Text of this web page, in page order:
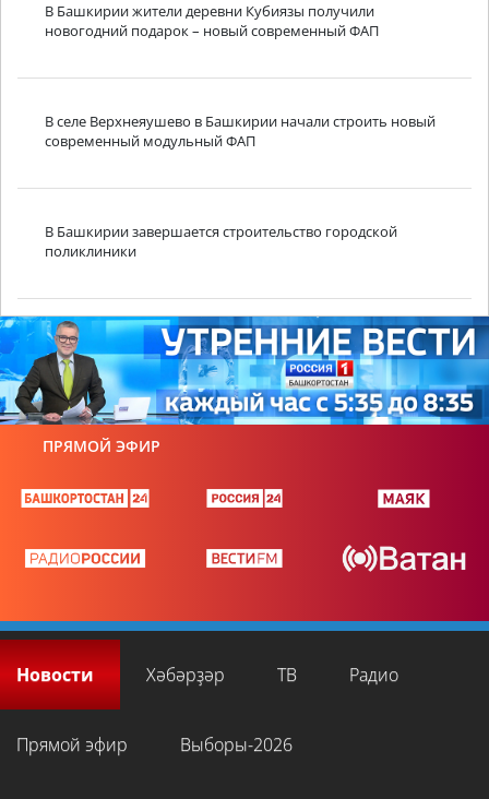
В Башкирии жители деревни Кубиязы получили
новогодний подарок – новый современный ФАП
В селе Верхнеяушево в Башкирии начали строить новый
современный модульный ФАП
В Башкирии завершается строительство городской
поликлиники
ПРЯМОЙ ЭФИР
Новости Хәбәрҙәр ТВ Радио
Прямой эфир Выборы-2026